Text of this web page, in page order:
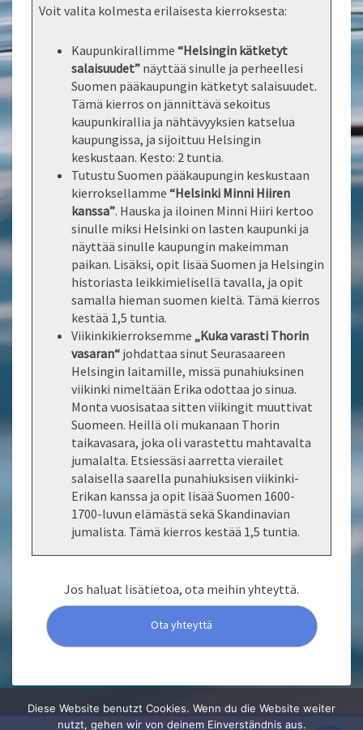
Voit valita kolmesta erilaisesta kierroksesta:
Kaupunkirallimme “Helsingin kätketyt
salaisuudet” näyttää sinulle ja perheellesi
Suomen pääkaupungin kätketyt salaisuudet.
Tämä kierros on jännittävä sekoitus
kaupunkirallia ja nähtävyyksien katselua
kaupungissa, ja sijoittuu Helsingin
keskustaan. Kesto: 2 tuntia.
Tutustu Suomen pääkaupungin keskustaan
kierroksellamme “Helsinki Minni Hiiren
kanssa”. Hauska ja iloinen Minni Hiiri kertoo
sinulle miksi Helsinki on lasten kaupunki ja
näyttää sinulle kaupungin makeimman
paikan. Lisäksi, opit lisää Suomen ja Helsingin
historiasta leikkimielisellä tavalla, ja opit
samalla hieman suomen kieltä. Tämä kierros
kestää 1,5 tuntia.
Viikinkikierroksemme „Kuka varasti Thorin
vasaran“ johdattaa sinut Seurasaareen
Helsingin laitamille, missä punahiuksinen
viikinki nimeltään Erika odottaa jo sinua.
Monta vuosisataa sitten viikingit muuttivat
Suomeen. Heillä oli mukanaan Thorin
taikavasara, joka oli varastettu mahtavalta
jumalalta. Etsiessäsi aarretta vierailet
salaisella saarella punahiuksisen viikinki-
Erikan kanssa ja opit lisää Suomen 1600-
1700-luvun elämästä sekä Skandinavian
jumalista. Tämä kierros kestää 1,5 tuntia.
Jos haluat lisätietoa, ota meihin yhteyttä.
Ota yhteyttä
Diese Website benutzt Cookies. Wenn du die Website weiter
nutzt, gehen wir von deinem Einverständnis aus.